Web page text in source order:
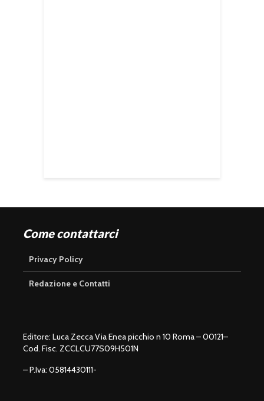
Come contattarci
Privacy Policy
Redazione e Contatti
Editore: Luca Zecca Via Enea picchio n 10 Roma – 00121–
Cod. Fisc. ZCCLCU77S09H501N
– P.Iva: 05814430111-